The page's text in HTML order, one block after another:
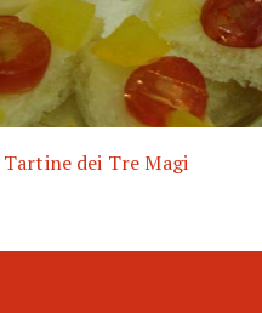
Tartine dei Tre Magi